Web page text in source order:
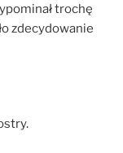
trochę
zdecydowanie